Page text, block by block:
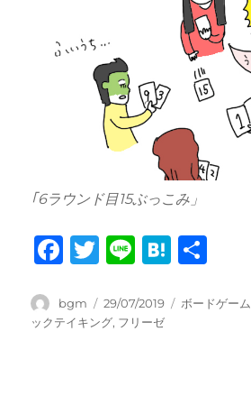
｢6ラウンド目15ぶっこみ」
F
c
e
T
it
te
Li
e
H
e
投
稿
bgm
投
稿
29/07/2019
カ
ボードゲーム
ックテイキング, フリーゼ